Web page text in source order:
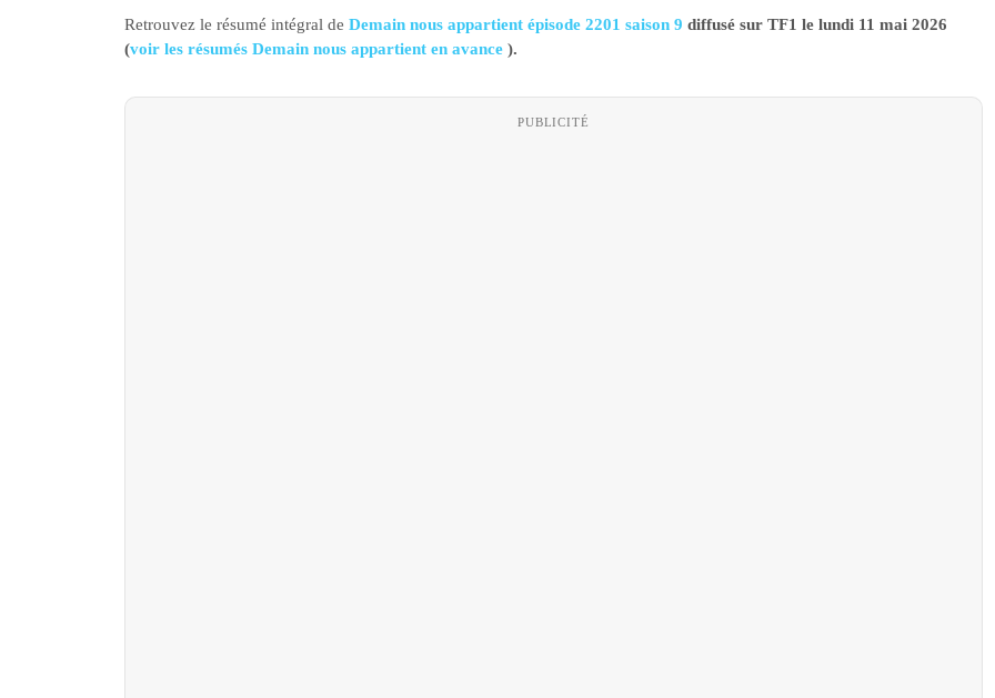
Retrouvez le résumé intégral de Demain nous appartient épisode 2201 saison 9 diffusé sur TF1 le lundi 11 mai 2026
(voir les résumés Demain nous appartient en avance ).
PUBLICITÉ